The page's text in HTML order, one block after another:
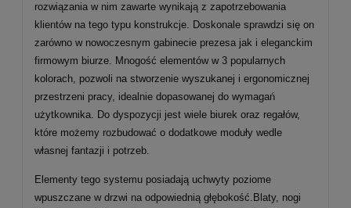
rozwiązania w nim zawarte wynikają z zapotrzebowania
klientów na tego typu konstrukcje. Doskonale sprawdzi się on
zarówno w nowoczesnym gabinecie prezesa jak i eleganckim
firmowym biurze. Mnogość elementów w 3 popularnych
kolorach, pozwoli na stworzenie wyszukanej i ergonomicznej
przestrzeni pracy, idealnie dopasowanej do wymagań
użytkownika. Do dyspozycji jest wiele biurek oraz regałów,
które możemy rozbudować o dodatkowe moduły wedle
własnej fantazji i potrzeb.
Elementy tego systemu posiadają uchwyty poziome
wpuszczane w drzwi na odpowiednią głębokość.Blaty, nogi